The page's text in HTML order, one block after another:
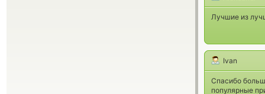
Лучшие из
Ivan
Спасибо
популярные